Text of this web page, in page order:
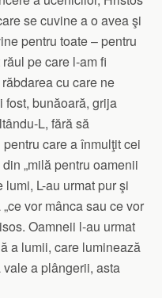
se cuvine a o avea şi
pentru toate – pentru
pe care l-am fi
cu care ne
fost, bunăoară, grija
L, fără să
care a înmulţit cei
„milă pentru oamenii
L-au urmat pur şi
vor mânca sau ce vor
Oamneii l-au urmat
a lumii, care luminează
a plângerii, asta